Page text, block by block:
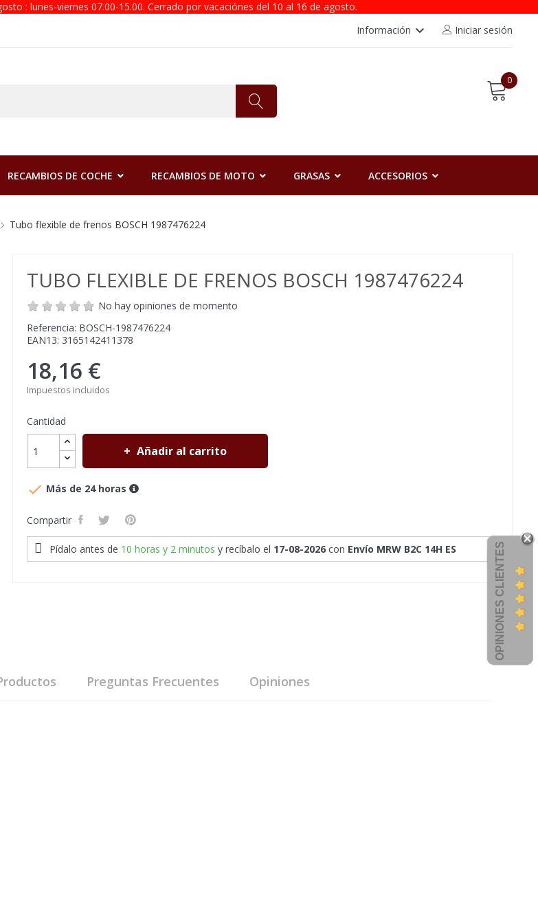
: lunes-viernes 07.00-15.00. Cerrado por vacaciónes del 10 al 16 de agosto.
Iniciar sesión
Información keyboard_arrow_down
0
RECAMBIOS DE COCHE RECAMBIOS DE MOTO GRASAS ACCESORIOS
Tubo flexible de frenos BOSCH 1987476224
TUBO FLEXIBLE DE FRENOS BOSCH 1987476224
No hay opiniones de momento
Referencia: BOSCH-1987476224
EAN13: 3165142411378
18,16 €
Impuestos incluidos
Cantidad
Añadir al carrito
 Más de 24 horas
Compartir
Pídalo antes de 10 horas y 2 minutos y recíbalo el 17-08-2026 con Envío MRW B2C 14H ES
Preguntas Frecuentes Opiniones
OPINIONES CLIENTES